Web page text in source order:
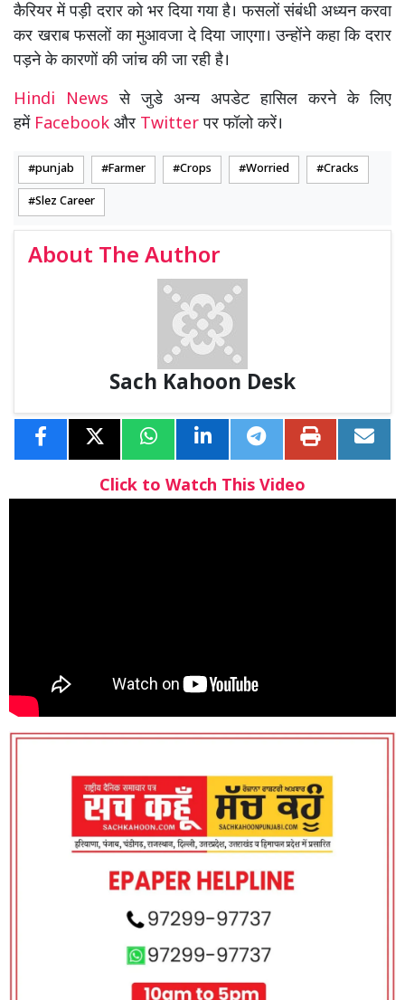
कैरियर में पड़ी दरार को भर दिया गया है। फसलों संबंधी अध्यन करवा
कर खराब फसलों का मुआवजा दे दिया जाएगा। उन्होंने कहा कि दरार
पड़ने के कारणों की जांच की जा रही है।
Hindi Newsसे जुडे अन्य अपडेट हासिल करने के लिए
हमें Facebook और Twitterपर फॉलो करें।
punjab Farmer Crops Worried Cracks
Slez Career
About The Author
Sach Kahoon Desk
Click to Watch This Video